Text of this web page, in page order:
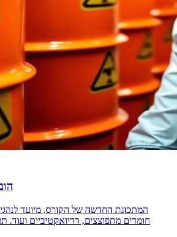
המתכונת החדשה של הקורס, מיועד
חומרים מתפוצצים, רדיואקטיביים